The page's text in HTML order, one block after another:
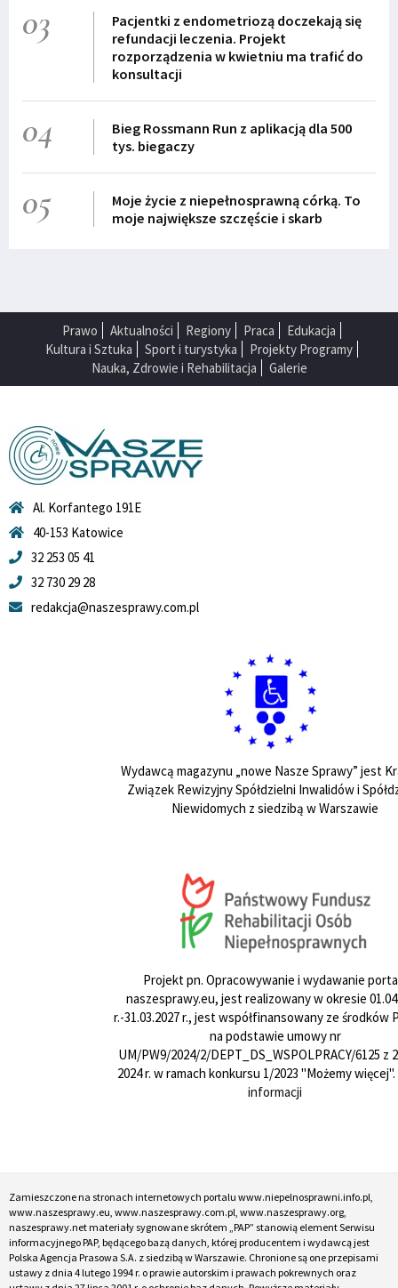
03
Pacjentki z endometriozą doczekają się
refundacji leczenia. Projekt
rozporządzenia w kwietniu ma trafić do
konsultacji
04
Bieg Rossmann Run z aplikacją dla 500
tys. biegaczy
05
Moje życie z niepełnosprawną córką. To
moje największe szczęście i skarb
Prawo Aktualności Regiony Praca
Edukacja
Kultura i Sztuka
Sport i turystyka
Projekty Programy
Nauka, Zdrowie i Rehabilitacja
Galerie
Al. Korfantego 191E
40-153 Katowice
32 253 05 41
32 730 29 28
redakcja@naszesprawy.com.pl
Wydawcą magazynu „nowe Nasze Sprawy” jest
Związek Rewizyjny Spółdzielni Inwalidów i
Niewidomych z siedzibą w Warszawie
Projekt pn. Opracowywanie i wydawanie
naszesprawy.eu, jest realizowany w okresie
r.-31.03.2027 r., jest współfinansowany ze środków
na podstawie umowy nr
UM/PW9/2024/2/DEPT_DS_WSPOLPRACY/6125 z
2024 r. w ramach konkursu 1/2023 "Możemy więcej".
informacji
Zamieszczone na stronach internetowych portalu www.niepelnosprawni.info.pl,
www.naszesprawy.eu, www.naszesprawy.com.pl, www.naszesprawy.org,
naszesprawy.net materiały sygnowane skrótem „PAP” stanowią element Serwisu
informacyjnego PAP, będącego bazą danych, której producentem i wydawcą jest
Polska Agencja Prasowa S.A. z siedzibą w Warszawie. Chronione są one przepisami
ustawy z dnia 4 lutego 1994 r. o prawie autorskim i prawach pokrewnych oraz